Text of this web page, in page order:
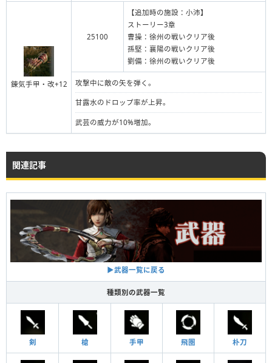
錬気手甲・改+12
25100
【追加時の施設：小沛】
ストーリー3章
曹操：徐州の戦いクリア後
孫堅：襄陽の戦いクリア後
劉備：徐州の戦いクリア後
攻撃中に敵の矢を弾く。
甘露水のドロップ率が上昇。
武芸の威力が10%増加。
関連記事
▶︎武器一覧に戻る
種類別の武器一覧
剣 槍 手甲 飛圏 朴刀